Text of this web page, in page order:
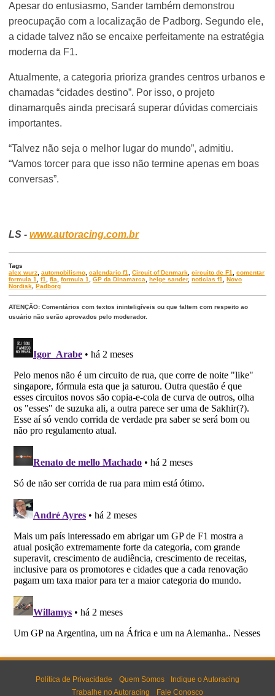
Apesar do entusiasmo, Sander também demonstrou
preocupação com a localização de Padborg. Segundo ele,
a cidade talvez não se encaixe perfeitamente na estratégia
moderna da F1.
Atualmente, a categoria prioriza grandes centros urbanos e
chamadas “cidades destino”. Por isso, o projeto
dinamarquês ainda precisará superar dúvidas comerciais
importantes.
“Talvez não seja o melhor lugar do mundo”, admitiu.
“Vamos torcer para que isso não termine apenas em boas
conversas”.
LS -www.autoracing.com.br
Tags
alex wurz ,automobilismo ,calendario f1 ,Circuit of Denmark ,circuito de F1 ,comentar
formula 1
,f1 ,fia ,formula 1 ,GP da Dinamarca ,helge sander,noticias f1 ,Novo
Nordisk ,Padborg
ATENÇÃO: Comentários com textos ininteligíveis ou que faltem com respeito ao
usuário não serão aprovados pelo moderador.
Política de Privacidade Quem Somos
Indique o Autoracing
Trabalhe no Autoracing
Fale Conosco